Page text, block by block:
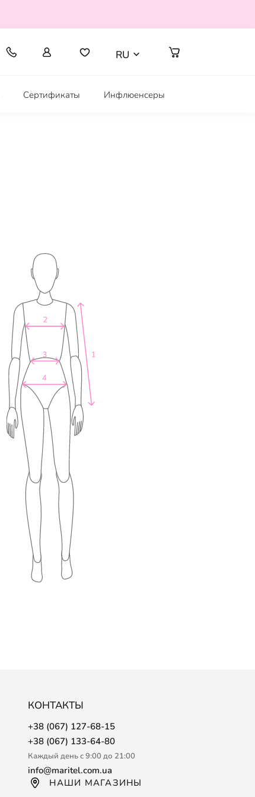
RU
Сертификаты Инфлюенсеры
КОНТАКТЫ
+38 (067) 127-68-15
+38 (067) 133-64-80
Каждый день с 9:00 до 21:00
info@maritel.com.ua
НАШИ МАГАЗИНЫ